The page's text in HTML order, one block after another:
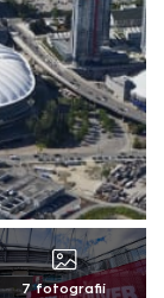
7 fotografií